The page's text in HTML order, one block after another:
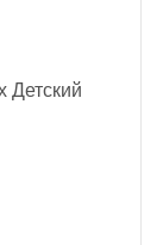
Детский